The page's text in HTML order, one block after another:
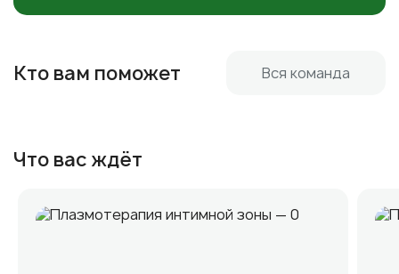
Кто вам поможет Вся команда
Что вас ждёт